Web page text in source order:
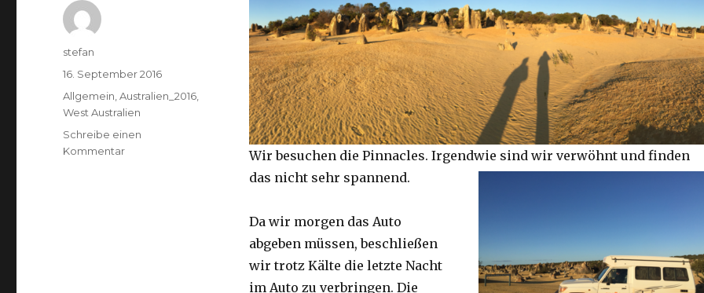
Wir besuchen die Pinnacles. Irgendwie sind wir verwöhnt und finden
das nicht sehr spannend.
Da wir morgen das Auto
abgeben müssen, beschließen
wir trotz Kälte die letzte Nacht
im Auto zu verbringen. Die
Autor
stefan
Veröffentlicht
am
16. September 2016
Kategorien
Allgemein,Australien_2016,
West Australien
Schreibe einen
Kommentarzu